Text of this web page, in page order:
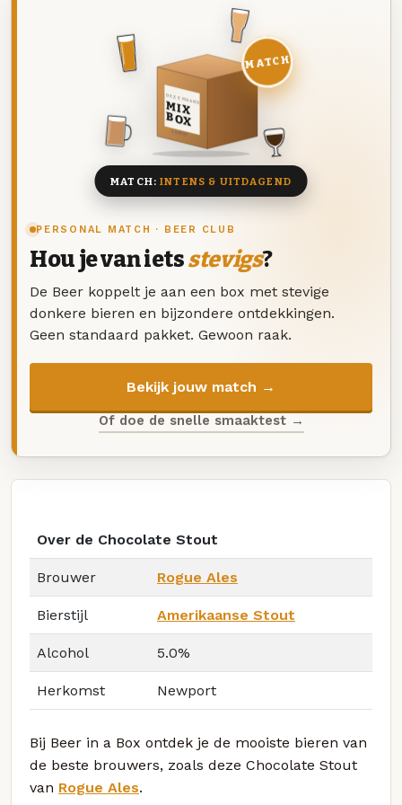
PERSONAL MATCH · BEER CLUB
Hou je van ietsstevigs?
De Beer koppelt je aan een box met stevige
donkere bieren en bijzondere ontdekkingen.
Geen standaard pakket. Gewoon raak.
Bekijk jouw match →
Of doe de snelle smaaktest →
DEZE MAAND
MIX
BOX
8 BIEREN
MATCH
MATCH:INTENS & UITDAGEND
Over de Chocolate Stout
Brouwer Rogue Ales
Bierstijl Amerikaanse Stout
Alcohol 5.0%
Herkomst Newport
Bij Beer in a Box ontdek je de mooiste bieren van
de beste brouwers, zoals deze Chocolate Stout
van Rogue Ales.